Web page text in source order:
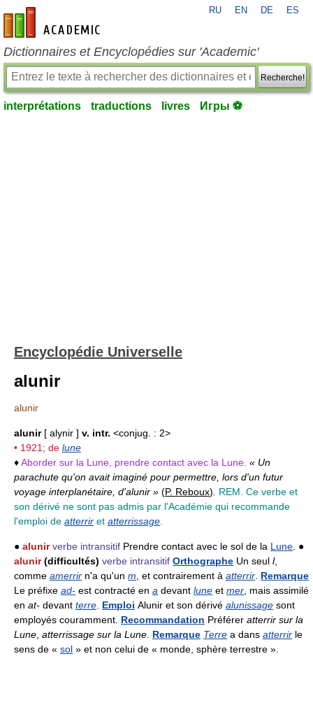
fr-academic.com
RU EN DE ES
Dictionnaires et Encyclopédies sur 'Academic'
Recherche!
interprétations traductions livres Игры ⚽
Encyclopédie Universelle
alunir
alunir
alunir[ alynir ] v. intr. <conjug. : 2>
• 1921; de lune
♦Aborder sur la Lune, prendre contact avec la Lune. « Un
parachute qu'on avait imaginé pour permettre, lors d'un futur
voyage interplanétaire, d'alunir » (P. Reboux)
REM. Ce verbe et
son dérivé ne sont pas admis par l'Académie qui recommande
l'emploi de atterrir et atterrissage
● alunir verbe intransitif Prendre contact avec le sol de la Lune . ●
alunir(difficultés) verbe intransitif Orthographe Un seul l,
comme amerrir n'a qu'un m , et contrairement à atterrir Remarque
Le préfixe ad- est contracté en a devant lune et mer , mais assimilé
en at- devant terre Emploi Alunir et son dérivé alunissage sont
employés couramment. Recommandation Préférer atterrir sur la
Lune atterrissage sur la Lune Remarque Terre a dans atterrir le
sens de « sol » et non celui de « monde, sphère terrestre ».